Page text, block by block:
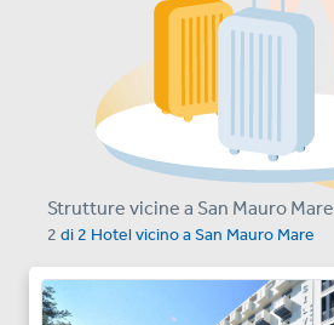
Strutture vicine a San Mauro Mare
2 di 2 Hotel vicino aSan Mauro Mare